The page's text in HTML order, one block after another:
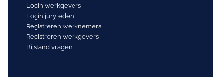
Login werkgevers
Login juryleden
Registreren werknemers
Registreren werkgevers
Bijstand vragen